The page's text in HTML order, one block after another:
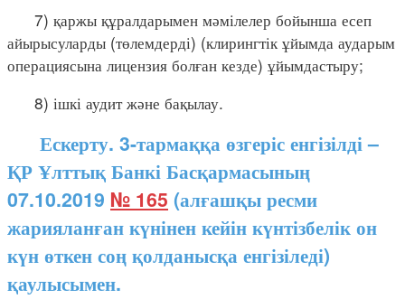
7) қаржы құралдарымен мәмілелер бойынша есеп
айырысуларды (төлемдерді) (клирингтік ұйымда аударым
операциясына лицензия болған кезде) ұйымдастыру;
8) ішкі аудит және бақылау.
Ескерту. 3-тармаққа өзгеріс енгізілді –
ҚР Ұлттық Банкі Басқармасының
07.10.2019 № 165 (алғашқы ресми
жарияланған күнінен кейін күнтізбелік он
күн өткен соң қолданысқа енгізіледі)
қаулысымен.